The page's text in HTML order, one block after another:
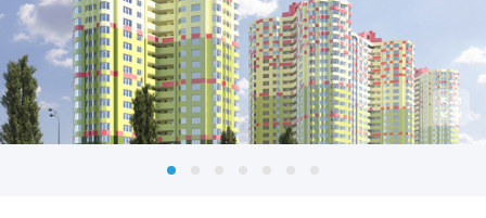
₴
2. Витрати на ремонт
Вкажіть